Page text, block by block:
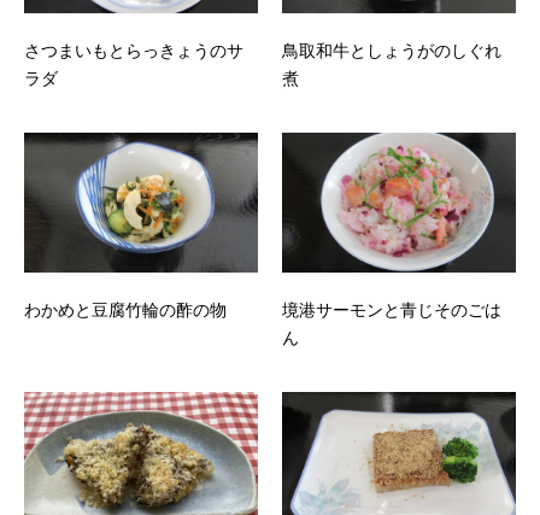
さつまいもとらっきょうのサ
ラダ
鳥取和牛としょうがのしぐれ
煮
わかめと豆腐竹輪の酢の物
境港サーモンと青じそのごは
ん